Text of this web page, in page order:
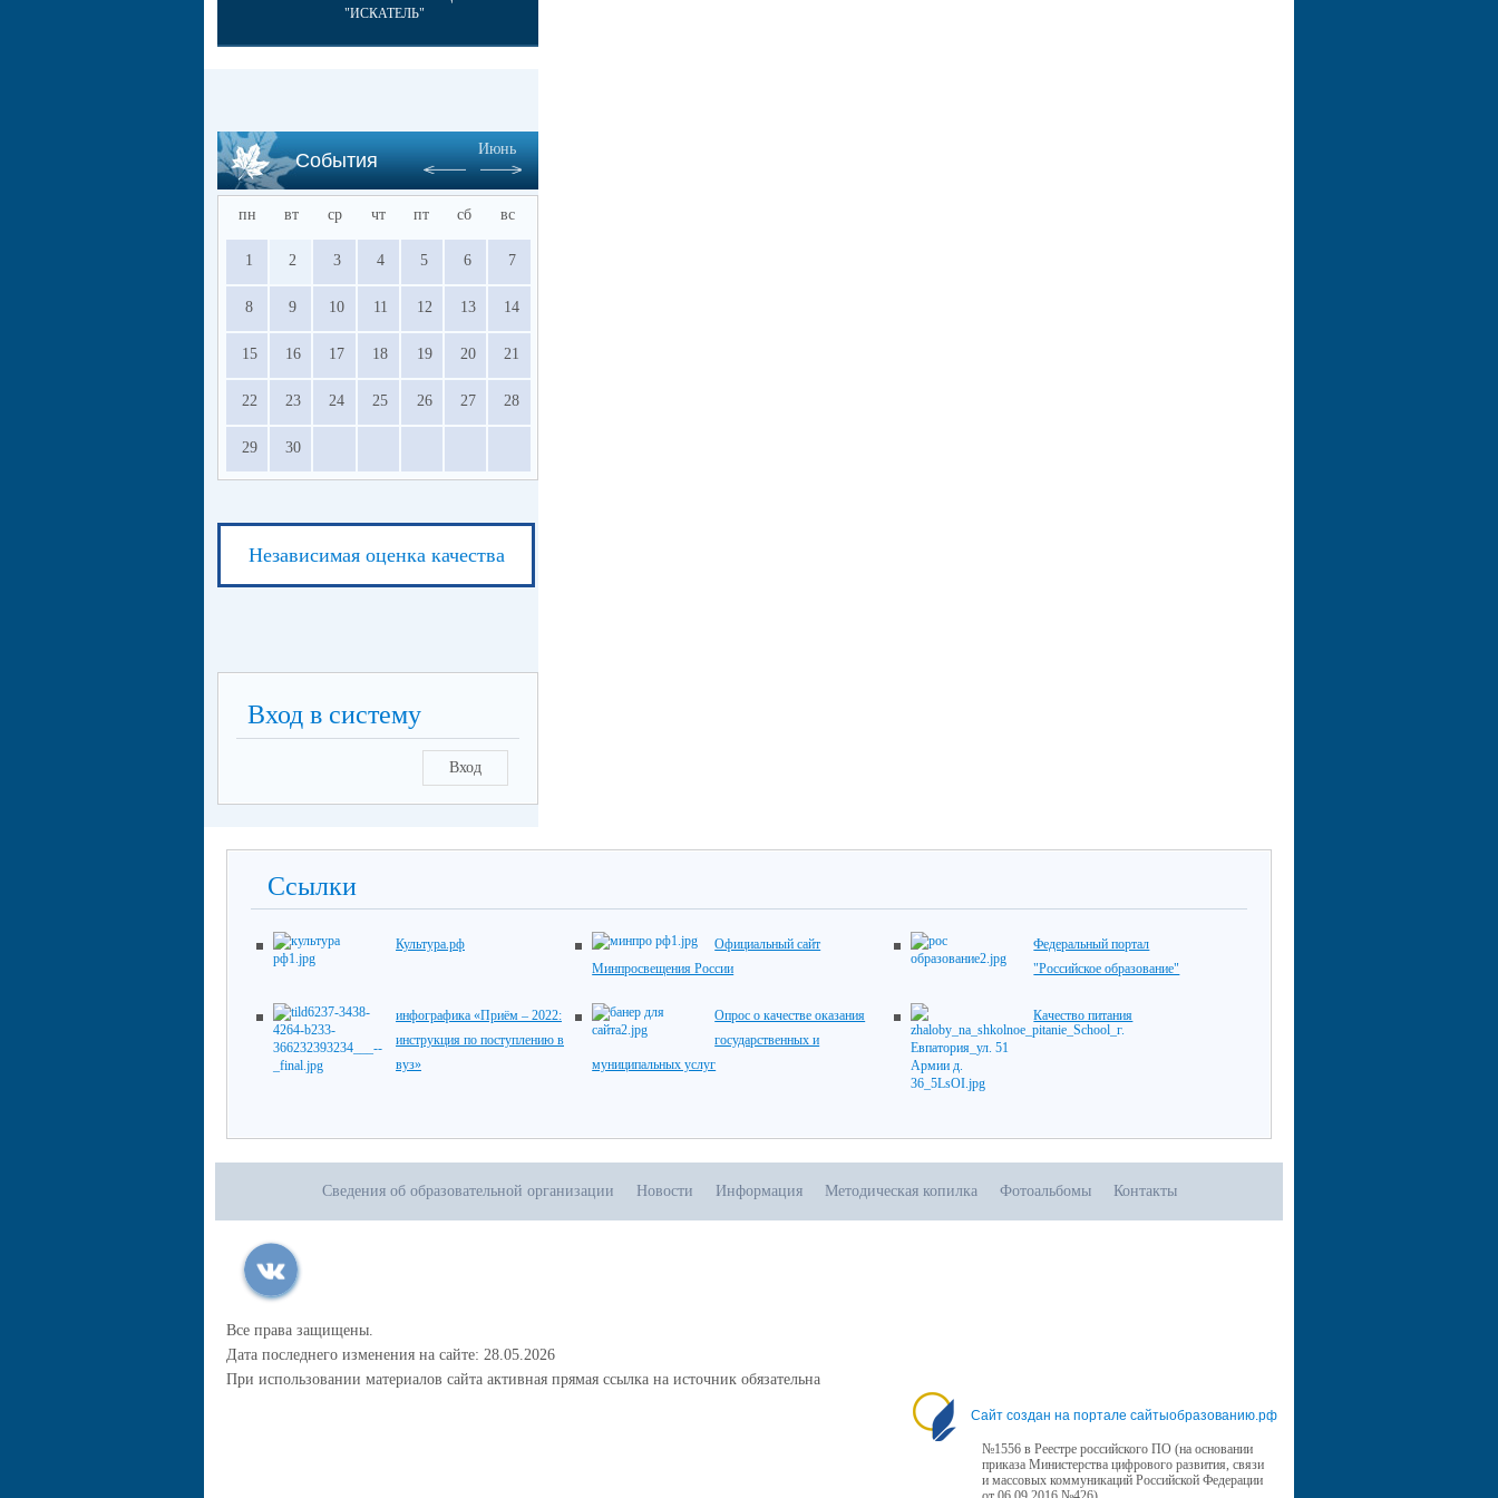
"ИСКАТЕЛЬ"
События
Июнь
пн вт ср чт пт сб вс
1 2 3 4 5 6 7
8 9 10 11 12 13 14
15 16 17 18 19 20 21
22 23 24 25 26 27 28
29 30
Независимая оценка качества
Вход в систему
Вход
Ссылки
Культура.рф
Официальный сайт
Минпросвещения России
Федеральный портал
"Российское образование"
инфографика «Приём – 2022:
инструкция по поступлению в
вуз»
Опрос о качестве оказания
государственных и
муниципальных услуг
Качество питания
Сведения об образовательной организации Новости Информация Методическая копилка Фотоальбомы Контакты
Все права защищены.
Дата последнего изменения на сайте: 28.05.2026
При использовании материалов сайта активная прямая ссылка на источник обязательна
Сайт создан на портале сайтыобразованию.рф
№1556 в Реестре российского ПО (на основании
приказа Министерства цифрового развития, связи
и массовых коммуникаций Российской Федерации